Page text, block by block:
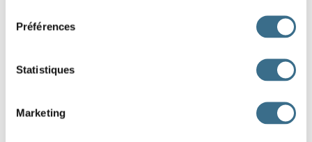
Préférences
Statistiques
Marketing
9. Écris au futur simple puis au futur antérieur la phrase
Le poulailler se réveilla en sursaut.
Futur antérieur :